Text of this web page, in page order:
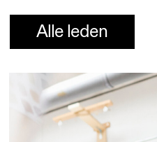
Alle leden